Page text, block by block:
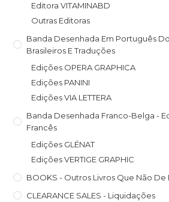
Editora VITAMINABD
Outras Editoras
Banda Desenhada Em Português
Brasileiros E Traduções
Edições OPERA GRAPHICA
Edições PANINI
Edições VIA LETTERA
Banda Desenhada Franco-Belga -
Francês
Edições GLÉNAT
Edições VERTIGE GRAPHIC
BOOKS - Outros Livros Que Não
CLEARANCE SALES - Liquidações